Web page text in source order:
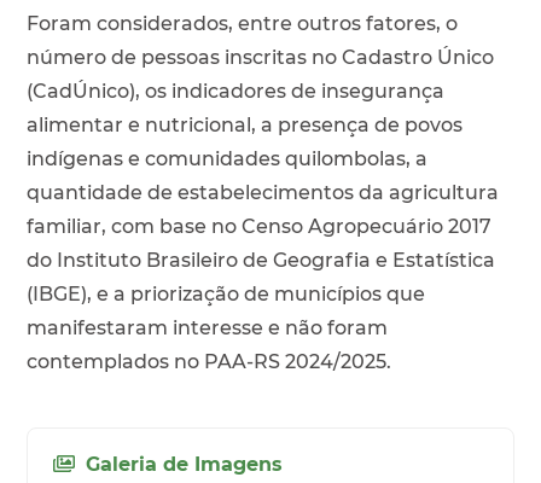
Foram considerados, entre outros fatores, o
número de pessoas inscritas no Cadastro Único
(CadÚnico), os indicadores de insegurança
alimentar e nutricional, a presença de povos
indígenas e comunidades quilombolas, a
quantidade de estabelecimentos da agricultura
familiar, com base no Censo Agropecuário 2017
do Instituto Brasileiro de Geografia e Estatística
(IBGE), e a priorização de municípios que
manifestaram interesse e não foram
contemplados no PAA-RS 2024/2025.
Galeria de Imagens